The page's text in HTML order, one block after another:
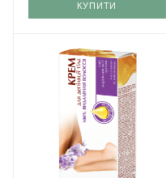
КУПИТИ